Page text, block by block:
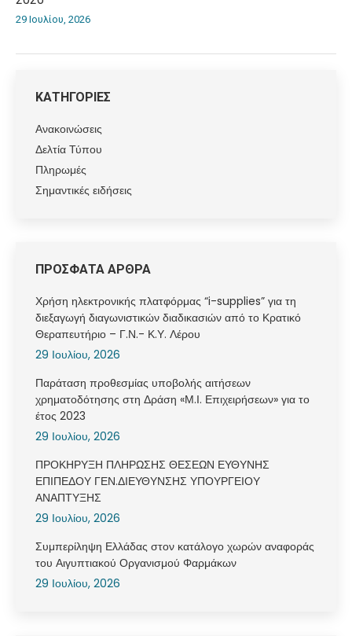
29 Ιουλίου, 2026
ΚΑΤΗΓΟΡΙΕΣ
Ανακοινώσεις
Δελτία Τύπου
Πληρωμές
Σημαντικές ειδήσεις
ΠΡΟΣΦΑΤΑ ΑΡΘΡΑ
Χρήση ηλεκτρονικής πλατφόρμας “i-supplies” για τη
διεξαγωγή διαγωνιστικών διαδικασιών από το Κρατικό
Θεραπευτήριο – Γ.Ν.- Κ.Υ. Λέρου
29 Ιουλίου, 2026
Παράταση προθεσμίας υποβολής αιτήσεων
χρηματοδότησης στη Δράση «Μ.Ι. Επιχειρήσεων» για το
έτος 2023
29 Ιουλίου, 2026
ΠΡΟΚΗΡΥΞΗ ΠΛΗΡΩΣΗΣ ΘΕΣΕΩΝ ΕΥΘΥΝΗΣ
ΕΠΙΠΕΔΟΥ ΓΕΝ.ΔΙΕΥΘΥΝΣΗΣ ΥΠΟΥΡΓΕΙΟΥ
ΑΝΑΠΤΥΞΗΣ
29 Ιουλίου, 2026
Συμπερίληψη Ελλάδας στον κατάλογο χωρών αναφοράς
του Αιγυπτιακού Οργανισμού Φαρμάκων
29 Ιουλίου, 2026